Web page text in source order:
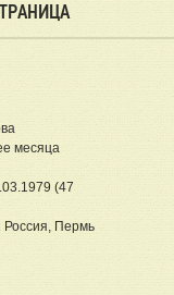
месяца
(47
Россия, Пермь